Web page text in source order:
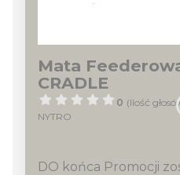
Mata
CRADLE
0 (Ilość
NYTRO
DO końca Promocji